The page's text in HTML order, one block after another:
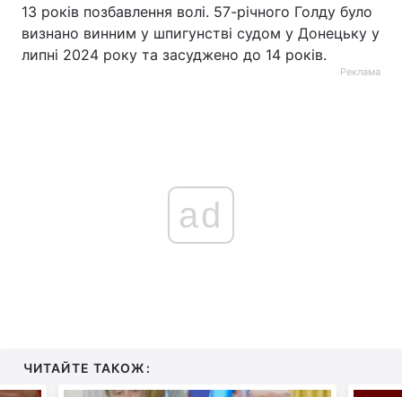
13 років позбавлення волі. 57-річного Голду було
визнано винним у шпигунстві судом у Донецьку у
липні 2024 року та засуджено до 14 років.
Реклама
ad
ЧИТАЙТЕ ТАКОЖ: